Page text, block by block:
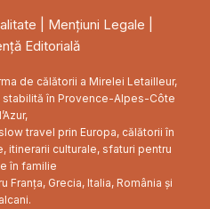
Mențiuni Legale
Editorială
de călătorii a Mirelei Letailleur,
stabilită în Provence-Alpes-Côte
travel prin Europa, călătorii în
itinerarii culturale, sfaturi pentru
în familie
Grecia, Italia, România și